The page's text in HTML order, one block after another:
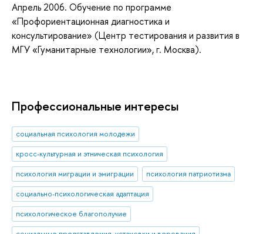
Апрель 2006. Обучение по программе
«Профориентационная диагностика и
консультирование» (Центр тестирования и развития в
МГУ «Гуманитарные технологии», г. Москва).
Профессиональные интересы
социальная психология молодежи
кросс-культурная и этническая психология
психология миграции и эмиграции
психология патриотизма
социально-психологическая адаптация
психологическое благополучие